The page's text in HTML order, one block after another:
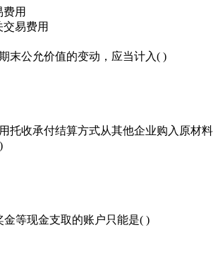
用
易费用
末公允价值的变动，应当计入( )
托收承付结算方式从其他企业购入原材
金等现金支取的账户只能是( )